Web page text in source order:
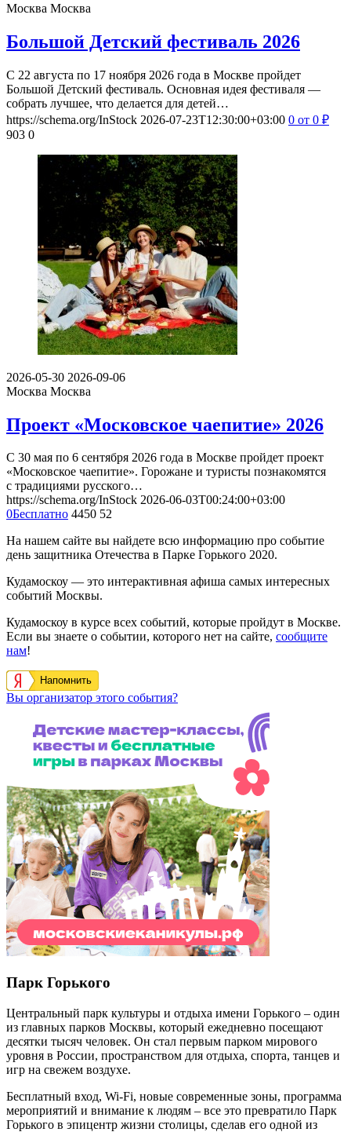
Москва Москва
Большой Детский фестиваль 2026
С 22 августа по 17 ноября 2026 года в Москве пройдет
Большой Детский фестиваль. Основная идея фестиваля —
собрать лучшее, что делается для детей…
https://schema.org/InStock 2026-07-23T12:30:00+03:00 0 от 0 ₽
903 0
2026-05-30 2026-09-06
Москва Москва
Проект «Московское чаепитие» 2026
С 30 мая по 6 сентября 2026 года в Москве пройдет проект
«Московское чаепитие». Горожане и туристы познакомятся
с традициями русского…
https://schema.org/InStock 2026-06-03T00:24:00+03:00
0Бесплатно 4450 52
На нашем сайте вы найдете всю информацию про событие
день защитника Отечества в Парке Горького 2020.
Кудамоскоу — это интерактивная афиша самых интересных
событий Москвы.
Кудамоскоу в курсе всех событий, которые пройдут в Москве.
Если вы знаете о событии, которого нет на сайте, сообщите
нам!
Напомнить
Вы организатор этого события?
Парк Горького
Центральный парк культуры и отдыха имени Горького – один
из главных парков Москвы, который ежедневно посещают
десятки тысяч человек. Он стал первым парком мирового
уровня в России, пространством для отдыха, спорта, танцев и
игр на свежем воздухе.
Бесплатный вход, Wi-Fi, новые современные зоны, программа
мероприятий и внимание к людям – все это превратило Парк
Горького в эпицентр жизни столицы, сделав его одной из